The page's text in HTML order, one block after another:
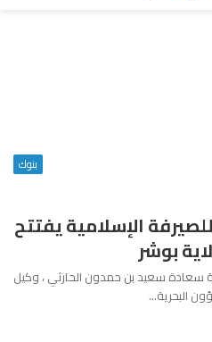
بنوك
للصيرفة الإسلامية يفتتح
بوشر
سعيد بن حمدون الحارثي ، وكيل
البحرية…